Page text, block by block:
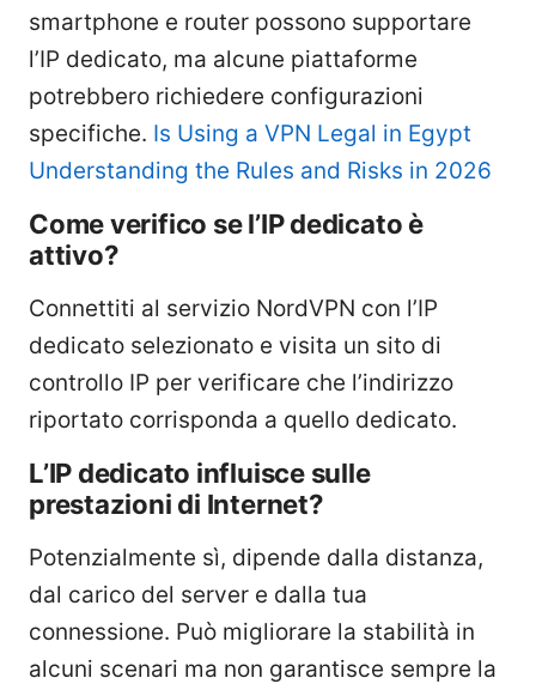
smartphone e router possono supportare
l’IP dedicato, ma alcune piattaforme
potrebbero richiedere configurazioni
specifiche. Is Using a VPN Legal in Egypt
Understanding the Rules and Risks in 2026
Come verifico se l’IP dedicato è
attivo?
Connettiti al servizio NordVPN con l’IP
dedicato selezionato e visita un sito di
controllo IP per verificare che l’indirizzo
riportato corrisponda a quello dedicato.
L’IP dedicato influisce sulle
prestazioni di Internet?
Potenzialmente sì, dipende dalla distanza,
dal carico del server e dalla tua
connessione. Può migliorare la stabilità in
alcuni scenari ma non garantisce sempre la